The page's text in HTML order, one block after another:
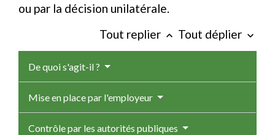
ou par la décision unilatérale.
Tout replier keyboard_arrow_up Tout déplier keyboard_arrow_down
De quoi s'agit-il ?
Mise en place par l'employeur
Contrôle par les autorités publiques